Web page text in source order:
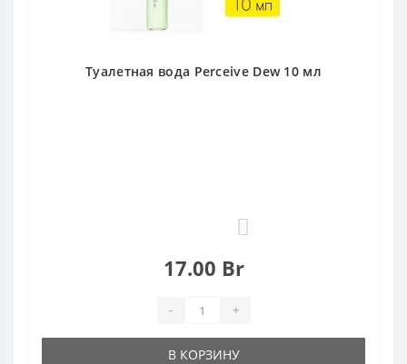
Туалетная вода Perceive Dew 10 мл
17.00 Br
- +
В КОРЗИНУ